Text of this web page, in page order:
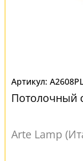
Потолочный
Arte Lamp